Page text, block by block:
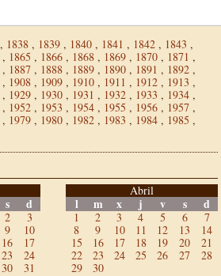
, 1838 , 1839 , 1840 , 1841 , 1842 , 1843 ,
, 1865 , 1866 , 1868 , 1869 , 1870 , 1871 ,
, 1887 , 1888 , 1889 , 1890 , 1891 , 1892 ,
, 1908 , 1909 , 1910 , 1911 , 1912 , 1913 ,
, 1929 , 1930 , 1931 , 1932 , 1933 , 1934 ,
, 1952 , 1953 , 1954 , 1955 , 1956 , 1957 ,
, 1979 , 1980 , 1982 , 1983 , 1984 , 1985 ,
s d
2
3
9
10
16
17
23
24
30 31
Abril
l m x j v s d
1 2 3 4 5 6
7
8
9 10 11 12 13
14
15
16 17 18 19 20
21
22
23 24 25 26 27
28
29
30